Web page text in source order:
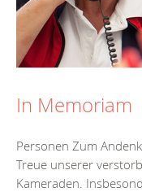
In Memoriam
Personen Zum
Treue unserer
Kameraden.